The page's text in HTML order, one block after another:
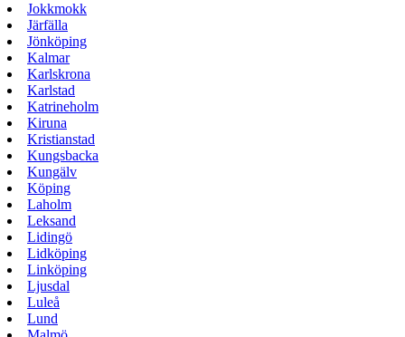
Jokkmokk
Järfälla
Jönköping
Kalmar
Karlskrona
Karlstad
Katrineholm
Kiruna
Kristianstad
Kungsbacka
Kungälv
Köping
Laholm
Leksand
Lidingö
Lidköping
Linköping
Ljusdal
Luleå
Lund